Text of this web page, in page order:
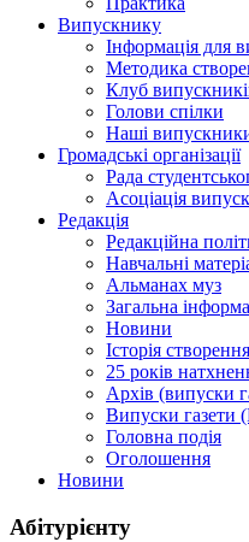
Випускнику
Інформація для
Методика
Клуб
Голови спілки
Наші
Громадські організації
Рада
Асоціація
Редакція
Редакційна
Навчальні
Альманах муз
Загальна
Новини
Історія створення
25 років
Архів (випуски
Випуски газети
Головна подія
Оголошення
Новини
Абітурієнту